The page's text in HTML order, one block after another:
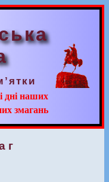
дні наших
змагань
г